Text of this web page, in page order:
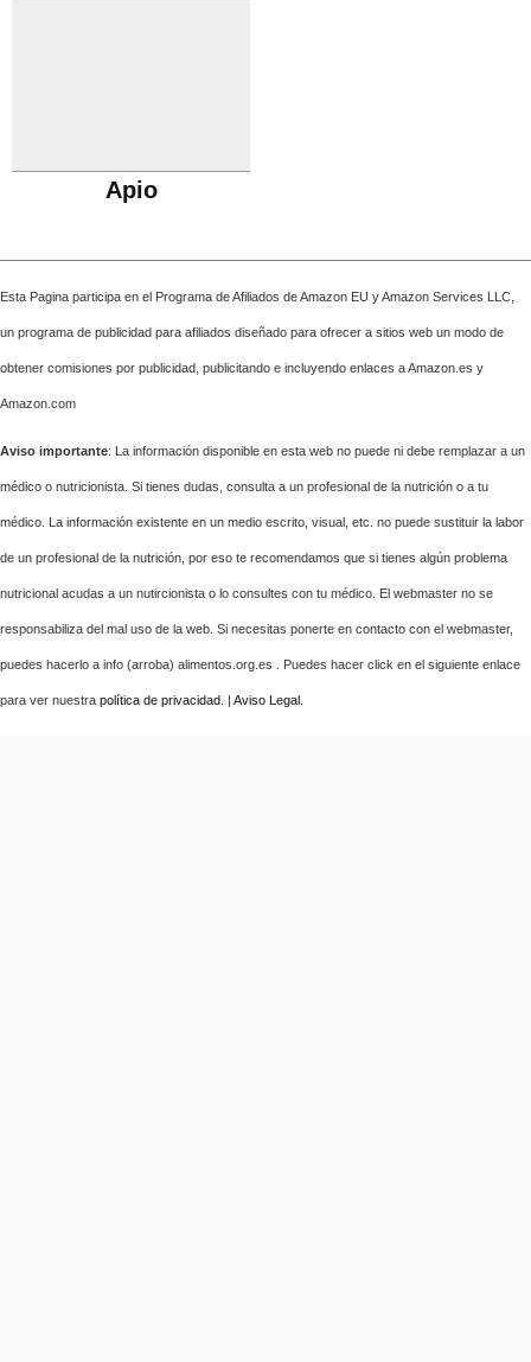
Apio
Esta Pagina participa en el Programa de Afiliados de Amazon EU y Amazon Services LLC,
un programa de publicidad para afiliados diseñado para ofrecer a sitios web un modo de
obtener comisiones por publicidad, publicitando e incluyendo enlaces a Amazon.es y
Amazon.com
Aviso importante: La información disponible en esta web no puede ni debe remplazar a un
médico o nutricionista. Si tienes dudas, consulta a un profesional de la nutrición o a tu
médico. La información existente en un medio escrito, visual, etc. no puede sustituir la labor
de un profesional de la nutrición, por eso te recomendamos que si tienes algún problema
nutricional acudas a un nutircionista o lo consultes con tu médico. El webmaster no se
responsabiliza del mal uso de la web. Si necesitas ponerte en contacto con el webmaster,
puedes hacerlo a info (arroba) alimentos.org.es . Puedes hacer click en el siguiente enlace
para ver nuestra política de privacidad . | Aviso Legal